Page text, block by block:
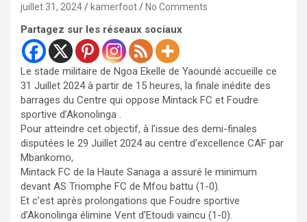
juillet 31, 2024 kamerfoot No Comments
Partagez sur les réseaux sociaux
Le stade militaire de Ngoa Ekelle de Yaoundé accueille ce
31 Juillet 2024 à partir de 15 heures, la finale inédite des
barrages du Centre qui oppose Mintack FC et Foudre
sportive d’Akonolinga .
Pour atteindre cet objectif, à l’issue des demi-finales
disputées le 29 Juillet 2024 au centre d’excellence CAF par
Mbankomo,
Mintack FC de la Haute Sanaga a assuré le minimum
devant AS Triomphe FC de Mfou battu (1-0).
Et c’est après prolongations que Foudre sportive
d’Akonolinga élimine Vent d’Etoudi vaincu (1-0).